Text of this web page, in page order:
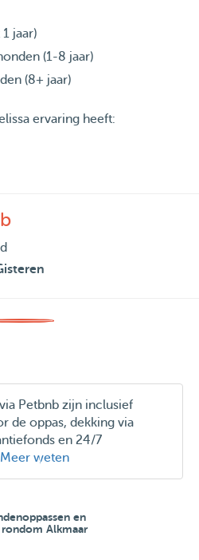
jaar)
(1-8 jaar)
(8+ jaar)
ervaring heeft:
Petbnb zijn inclusief
de oppas, dekking via
en 24/7
Meer weten
en
Alkmaar